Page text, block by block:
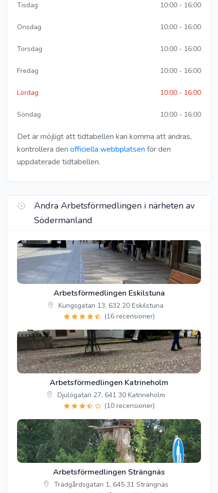
Tisdag 10:00 - 16:00
Onsdag 10:00 - 16:00
Torsdag 10:00 - 16:00
Fredag 10:00 - 16:00
Lördag 10:00 - 16:00
Söndag 10:00 - 16:00
Det är möjligt att tidtabellen kan komma att ändras,
kontrollera den officiella webbplatsen för den
uppdaterade tidtabellen.
Andra Arbetsförmedlingen i närheten av
Södermanland
Arbetsförmedlingen Eskilstuna
Kungsgatan 13, 632 20 Eskilstuna
(16 recensioner)
Arbetsförmedlingen Katrineholm
Djulögatan 27, 641 30 Katrineholm
(10 recensioner)
Arbetsförmedlingen Strängnäs
Trädgårdsgatan 1, 645 31 Strängnäs